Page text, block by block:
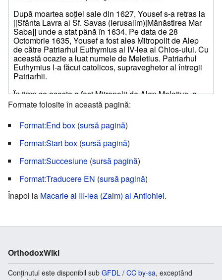
Formate folosite în această pagină:
Format:End box (sursă pagină)
Format:Start box (sursă pagină)
Format:Succesiune (sursă pagină)
Format:Traducere EN (sursă pagină)
Înapoi la Macarie al III-lea (Zaim) al Antiohiei.
OrthodoxWiki
Conținutul este disponibil sub GFDL / CC by-sa, exceptând